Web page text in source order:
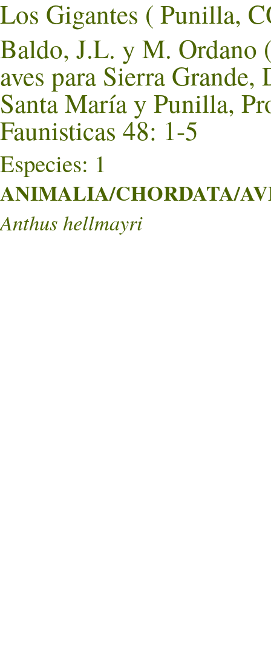
Los Gigantes ( Punilla,
Baldo, J.L. y M. Ordano
aves para Sierra
Santa María y Punilla,
Faunisticas 48: 1-5
Especies: 1
ANIMALIA/CHORDATA/
Anthus hellmayri